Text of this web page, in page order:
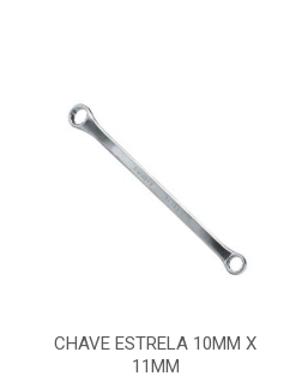
CHAVE ESTRELA 10MM X
11MM